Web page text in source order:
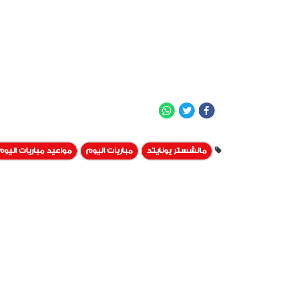
Facebook
Twitter
مانشستر يونايتد مباريات اليوم مواعيد مباريات